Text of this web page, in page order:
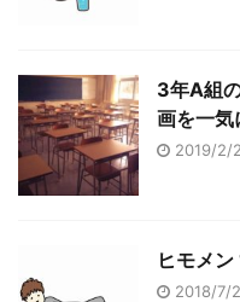
3年A組
画を一気
2019/2/
ヒモメ
2018/7/